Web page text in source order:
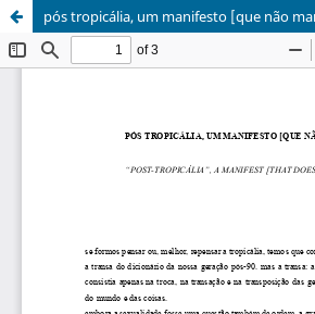
pós tropicália, um manifesto [que não